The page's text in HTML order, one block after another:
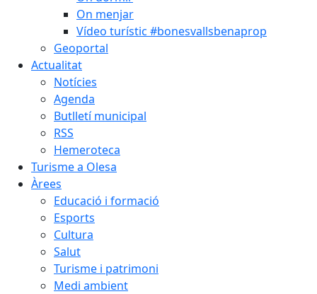
On menjar
Vídeo turístic #bonesvallsbenaprop
Geoportal
Actualitat
Notícies
Agenda
Butlletí municipal
RSS
Hemeroteca
Turisme a Olesa
Àrees
Educació i formació
Esports
Cultura
Salut
Turisme i patrimoni
Medi ambient